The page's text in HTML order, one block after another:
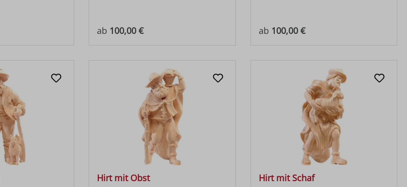
Regulärer Preis:
ab 100,00 € Regulärer Preis:
ab 100,00 €
Hirt mit Obst Hirt mit Schaf